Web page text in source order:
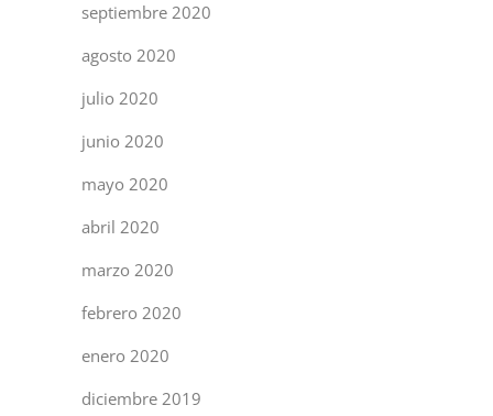
septiembre 2020
agosto 2020
julio 2020
junio 2020
mayo 2020
abril 2020
marzo 2020
febrero 2020
enero 2020
diciembre 2019